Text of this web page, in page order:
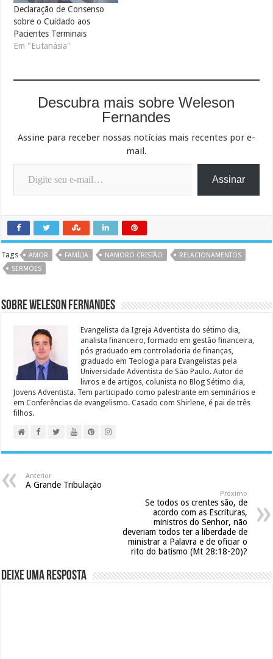
Declaração de Consenso
sobre o Cuidado aos
Pacientes Terminais
Em "Eutanásia"
Descubra mais sobre Weleson
Fernandes
Assine para receber nossas notícias mais recentes por e-
mail.
Digite seu e-mail…
Assinar
Tags AMOR FAMÍLIA NAMORO CRISTÃO
RELACIONAMENTOS
SERMÕES
Sobre Weleson Fernandes
Evangelista da Igreja Adventista do sétimo dia,
analista financeiro, formado em gestão financeira,
pós graduado em controladoria de finanças,
graduado em Teologia para Evangelistas pela
Universidade Adventista de São Paulo. Autor de
livros e de artigos, colunista no Blog Sétimo dia,
Jovens Adventista. Tem participado como palestrante em seminários e
em Conferências de evangelismo. Casado com Shirlene, é pai de três
filhos.
Anterior
A Grande Tribulação
Próximo
Se todos os crentes são, de
acordo com as Escrituras,
ministros do Senhor, não
deveriam todos ter a liberdade de
ministrar a Palavra e de oficiar o
rito do batismo (Mt 28:18-20)?
Deixe uma resposta